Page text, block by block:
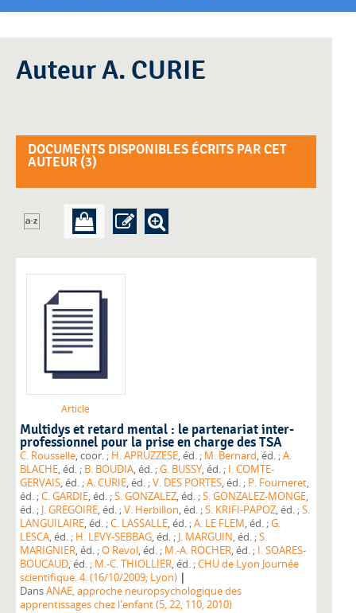
Auteur A. CURIE
DOCUMENTS DISPONIBLES ÉCRITS PAR CET
AUTEUR (3)
Article
Multidys et retard mental : le partenariat inter-
professionnel pour la prise en charge des TSA
C. Rousselle , coor. ; H. APRUZZESE , éd. ; M. Bernard , éd. ;A.
BLACHE
, éd. ; B. BOUDIA , éd. ;G. BUSSY , éd. ; I. COMTE-
GERVAIS
, éd. ;A. CURIE , éd. ;V. DES PORTES , éd. ; P. Fourneret,
éd. ;C. GARDIE , éd. ;S. GONZALEZ , éd. ;S. GONZALEZ-MONGE,
éd. ; J. GREGOIRE , éd. ;V. Herbillon , éd. ;S. KRIFI-PAPOZ , éd. ;S.
LANGUILAIRE
, éd. ;C. LASSALLE , éd. ;A. LE FLEM , éd. ;G.
LESCA
, éd. ; H. LEVY-SEBBAG , éd. ; J. MARGUIN , éd. ;S.
MARIGNIER
, éd. ;O Revol , éd. ; M.-A. ROCHER , éd. ; I. SOARES-
BOUCAUD
, éd. ; M.-C. THIOLLIER , éd. ;CHU de Lyon Journée
scientifique. 4. (16/10/2009; Lyon) |
DansANAE, approche neuropsychologique des
apprentissages chez l'enfant (5, 22, 110, 2010)